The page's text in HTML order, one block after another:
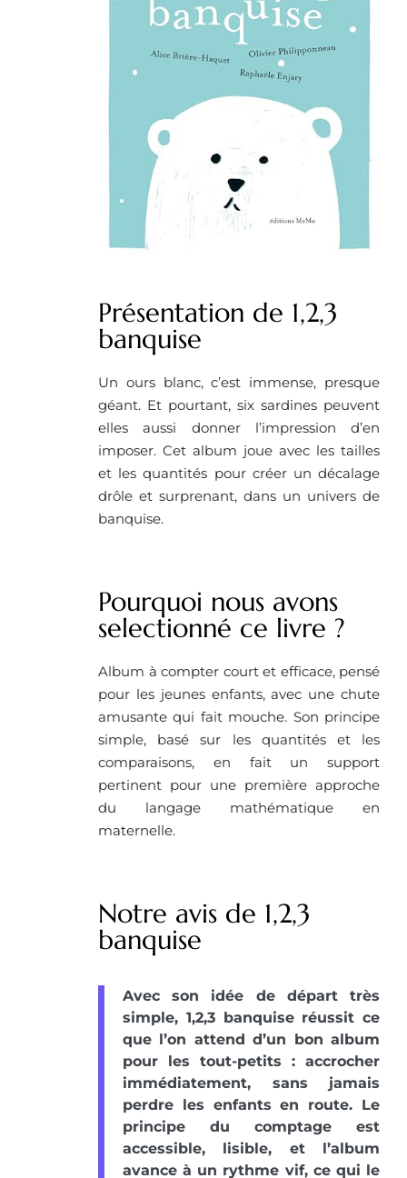
Présentation de 1,2,3
banquise
Un ours blanc, c’est immense, presque
géant. Et pourtant, six sardines peuvent
elles aussi donner l’impression d’en
imposer. Cet album joue avec les tailles
et les quantités pour créer un décalage
drôle et surprenant, dans un univers de
banquise.
Pourquoi nous avons
selectionné ce livre ?
Album à compter court et efficace, pensé
pour les jeunes enfants, avec une chute
amusante qui fait mouche. Son principe
simple, basé sur les quantités et les
comparaisons, en fait un support
pertinent pour une première approche
du langage mathématique en
maternelle.
Notre avis de 1,2,3
banquise
Avec son idée de départ très
simple, 1,2,3 banquise réussit ce
que l’on attend d’un bon album
pour les tout-petits : accrocher
immédiatement, sans jamais
perdre les enfants en route. Le
principe du comptage est
accessible, lisible, et l’album
avance à un rythme vif, ce qui le